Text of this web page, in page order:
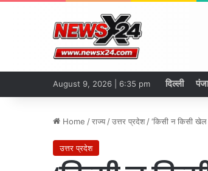
August 9, 2026 | 6:35 pm दिल्ली
Home /राज्य /उत्तर प्रदेश /‘किसी न किसी खेल
उत्तर प्रदेश